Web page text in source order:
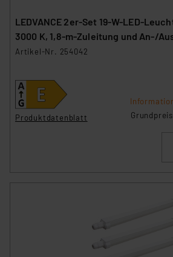
LEDVANCE 2er-Set 19-W-LED-
3000 K, 1,8-m-Zuleitung und An-/
Artikel-Nr. 254042
Produktdatenblatt